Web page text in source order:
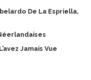
De La Espriella,
Jamais Vue